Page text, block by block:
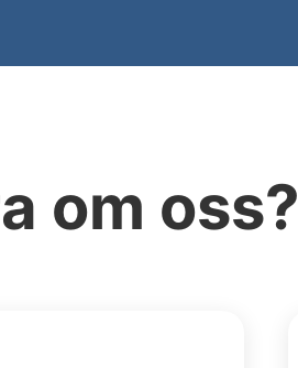
om oss?